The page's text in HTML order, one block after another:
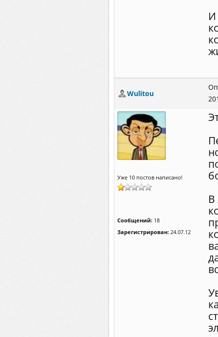
И
Wulitou
Уже 10 постов написано!
Сообщений: 18
Зарегистрирован: 24.07.12